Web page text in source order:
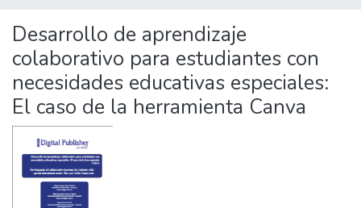
All of DSpace
Statistics
Desarrollo de aprendizaje
colaborativo para estudiantes con
necesidades educativas especiales:
El caso de la herramienta Canva